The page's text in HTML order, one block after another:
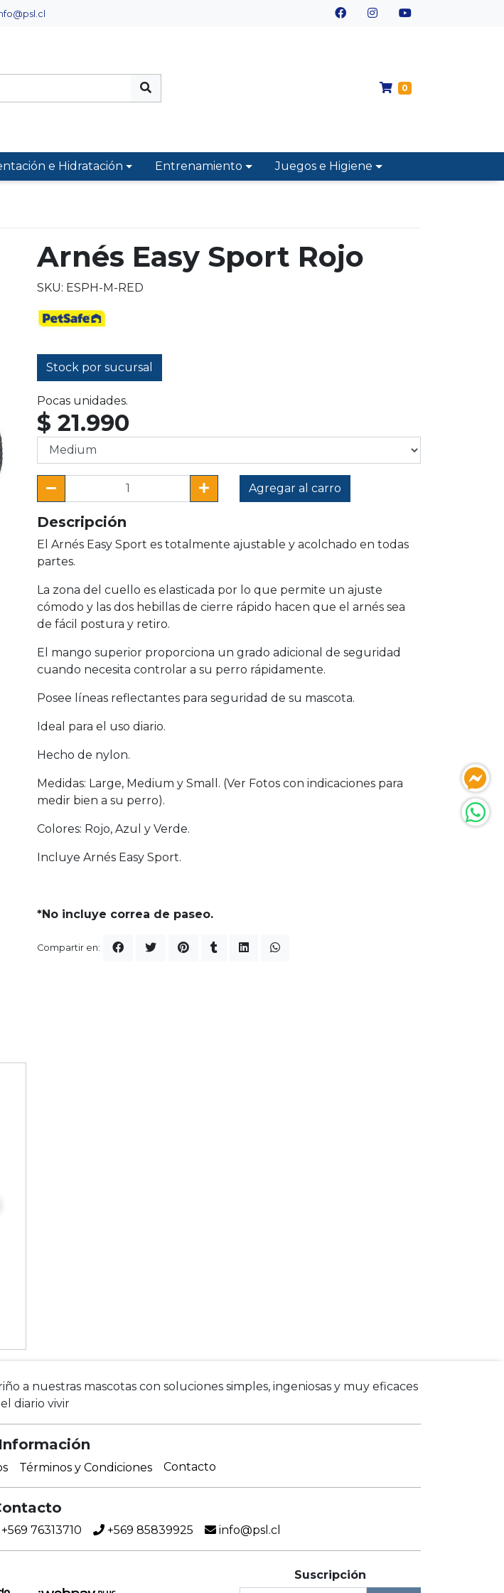
0
e Hidratación Entrenamiento Juegos e Higiene
Arnés Easy Sport Rojo
SKU: ESPH-M-RED
Stock por sucursal
Pocas unidades.
$ 21.990
Agregar al carro
Descripción
El Arnés Easy Sport es totalmente ajustable y acolchado en todas
partes.
La zona del cuello es elasticada por lo que permite un ajuste
cómodo y las dos hebillas de cierre rápido hacen que el arnés sea
de fácil postura y retiro.
El mango superior proporciona un grado adicional de seguridad
cuando necesita controlar a su perro rápidamente.
Posee líneas reflectantes para seguridad de su mascota.
Ideal para el uso diario.
Hecho de nylon.
Medidas: Large, Medium y Small. (Ver Fotos con indicaciones para
medir bien a su perro).
Colores: Rojo, Azul y Verde.
Incluye Arnés Easy Sport.
*No incluye correa de paseo.
Compartir en:
a nuestras mascotas con soluciones simples, ingeniosas y muy eficaces
diario vivir
Términos y Condiciones Contacto
+569 76313710 +569 85839925 info@psl.cl
Suscripción